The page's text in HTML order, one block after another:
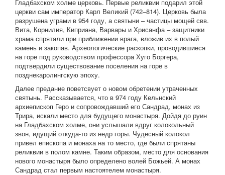
Гладбахском холме церковь. Первые реликвии подарил этой
церкви сам император Карл Великий (742–814). Церковь была
разрушена уграми в 954 году, а святыни – частицы мощей свв.
Вита, Корнилия, Киприана, Варвары и Хрисанфа – защитники
храма спрятали при приближении врага, вложив их в полый
камень и закопав. Археологические раскопки, проводившиеся
на горе под руководством профессора Хуго Боргера,
подтвердили существование поселения на горе в
позднекаролингскую эпоху.
Далее предание поветсвует о новом обретении утраченных
святынь. Рассказывается, что в 974 году Кельнский
архиепископ Геро и сопровождавший его Сандрад, монах из
Трира, искали место для будущего монастыря. Дойдя до руин
на Гладбахском холме, они услышали вдруг колокольный
звон, идущий откуда-то из недр горы. Чудесный колокол
привел епископа и монаха на то место, где были спрятаны
реликвии в полом камне. Таким образом, место для основания
нового монастыря было определено волей Божьей. А монах
Сандрад стал первым настоятелем монастыря.